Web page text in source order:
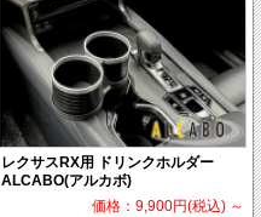
レクサスRX用 ドリンクホルダー
ALCABO(アルカボ)
価格：9,900円(税込) ～